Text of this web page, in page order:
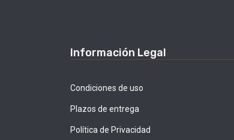
Información Legal
Condiciones de uso
Plazos de entrega
Política de Privacidad